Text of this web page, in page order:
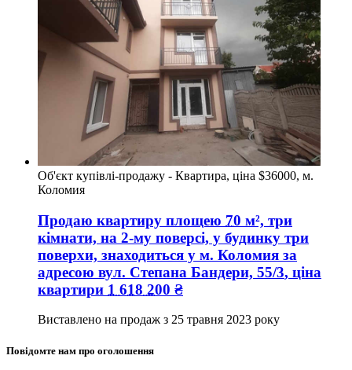
Об'єкт купівлі-продажу - Квартира, ціна $36000, м.
Коломия
Продаю квартиру площею 70 м², три
кімнати, на 2-му поверсі, у будинку три
поверхи, знаходиться у м. Коломия за
адресою вул. Степана Бандери, 55/3, ціна
квартири 1 618 200 ₴
Виставлено на продаж з 25 травня 2023 року
Повідомте нам про оголошення